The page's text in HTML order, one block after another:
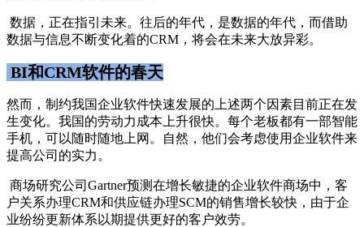
数据，正在指引未来。往后的年代，是数据的年代，而借助
数据与信息不断变化着的CRM，将会在未来大放异彩。
BI和CRM软件的春天
然而，制约我国企业软件快速发展的上述两个因素目前正在发
生变化。我国的劳动力成本上升很快。每个老板都有一部智能
手机，可以随时随地上网。自然，他们会考虑使用企业软件来
提高公司的实力。
商场研究公司Gartner预测在增长敏捷的企业软件商场中，客
户关系办理CRM和供应链办理SCM的销售增长较快，由于企
业纷纷更新体系以期提供更好的客户效劳。